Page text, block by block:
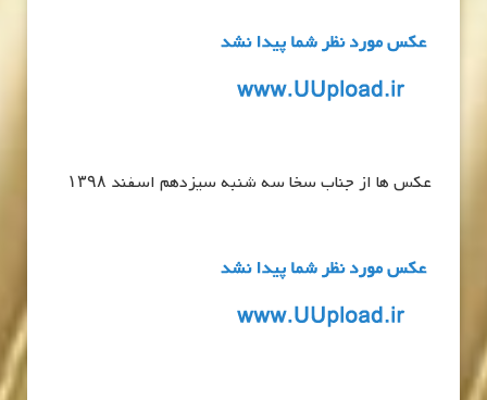
عکس ها از جناب سخا سه شنبه سیزدهم اسفند ۱۳۹۸